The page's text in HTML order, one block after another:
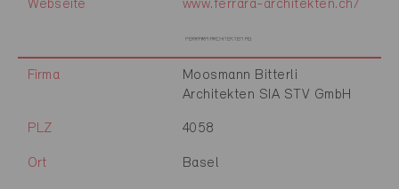
Webseite www.ferrara-architekten.ch/
Firma
Moosmann Bitterli
Architekten SIA STV GmbH
PLZ 4058
Ort Basel